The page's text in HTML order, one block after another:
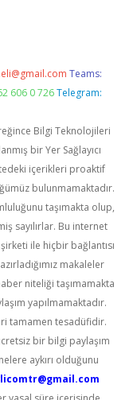
Teams:
606 0 726 Telegram:
Bilgi Teknolojileri
bir Yer Sağlayıcı
içerikleri proaktif
bulunmamaktadır.
taşımakta olup,
sayılırlar. Bu internet
ile hiçbir bağlantısı
makaleler
niteliği taşımamakta
yapılmamaktadır.
tamamen tesadüfidir.
bir bilgi paylaşım
aykırı olduğunu